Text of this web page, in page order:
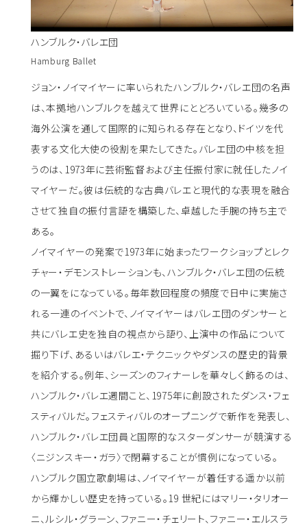
ハンブルク・バレエ団
Hamburg Ballet
ジョン・ノイマイヤーに率いられたハンブルク・バレエ団の名声
は、本拠地ハンブルクを越えて世界にとどろいている。幾多の
海外公演を通して国際的に知られる存在となり、ドイツを代
表する文化大使の役割を果たしてきた。バレエ団の中核を担
うのは、1973年に芸術監督および主任振付家に就任したノイ
マイヤーだ。彼は伝統的な古典バレエと現代的な表現を融合
させて独自の振付言語を構築した、卓越した手腕の持ち主で
ある。
ノイマイヤーの発案で1973年に始まったワークショップとレク
チャー・デモンストレーションも、ハンブルク・バレエ団の伝統
の一翼をになっている。毎年数回程度の頻度で日中に実施さ
れる一連のイベントで、ノイマイヤーはバレエ団のダンサーと
共にバレエ史を独自の視点から語り、上演中の作品について
掘り下げ、あるいはバレエ・テクニックやダンスの歴史的背景
を紹介する。例年、シーズンのフィナーレを華々しく飾るのは、
ハンブルク・バレエ週間こと、1975年に創設されたダンス・フェ
スティバルだ。フェスティバルのオープニングで新作を発表し、
ハンブルク・バレエ団員と国際的なスターダンサーが競演する
〈ニジンスキー・ガラ〉で閉幕することが慣例になっている。
ハンブルク国立歌劇場は、ノイマイヤーが着任する遥か以前
から輝かしい歴史を持っている。19 世紀にはマリー・タリオー
ニ、ルシル・グラーン、ファニー・チェリート、ファニー・エルスラ